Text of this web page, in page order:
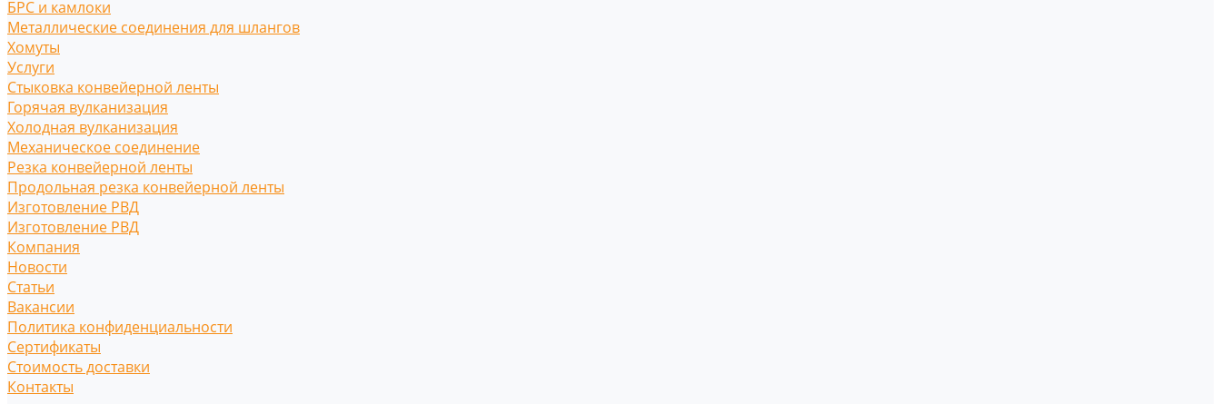
БРС и камлоки
Металлические соединения для шлангов
Хомуты
Услуги
Стыковка конвейерной ленты
Горячая вулканизация
Холодная вулканизация
Механическое соединение
Резка конвейерной ленты
Продольная резка конвейерной ленты
Изготовление РВД
Изготовление РВД
Компания
Новости
Статьи
Вакансии
Политика конфиденциальности
Сертификаты
Стоимость доставки
Контакты